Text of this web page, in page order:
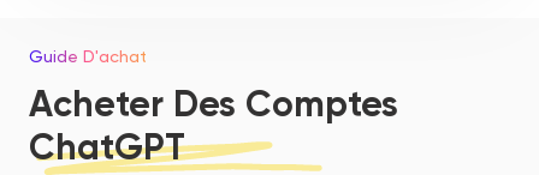
Guide D'achat
Acheter Des Comptes
ChatGPT